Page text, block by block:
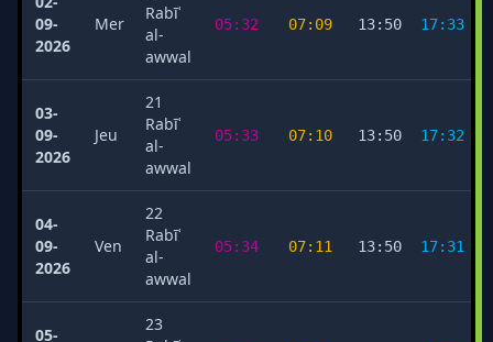
09-
2026
Mer
Rabīʿ
al-
awwal
05:32 07:09 13:50 17:33
03-
09-
2026
Jeu
21
Rabīʿ
al-
awwal
05:33 07:10 13:50 17:32
04-
09-
2026
Ven
22
Rabīʿ
al-
awwal
05:34 07:11 13:50 17:31
05-
23